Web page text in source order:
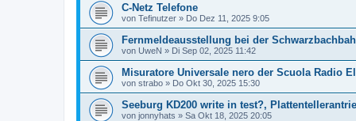
C-Netz Telefone
von Tefinutzer » Do Dez 11, 2025 9:05
Fernmeldeausstellung bei der
von UweN » Di Sep 02, 2025 11:42
Misuratore Universale nero der Scuola Radio
von strabo » Do Okt 30, 2025 15:30
Seeburg KD200 write in test?,
von jonnyhats » Sa Okt 18, 2025 20:05